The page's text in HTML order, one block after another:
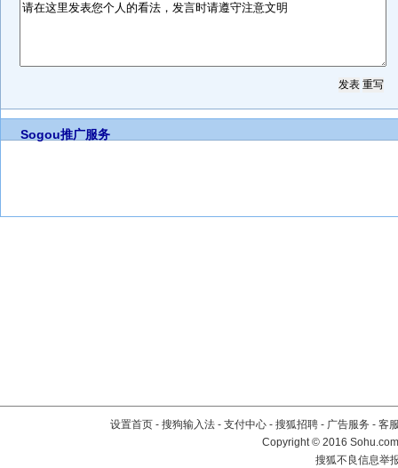
Sogou推广服务
设置首页 - 搜狗输入法 - 支付中心 - 搜狐招聘 - 广告服务 - 客
Copyright©2016
搜狐不良信息举